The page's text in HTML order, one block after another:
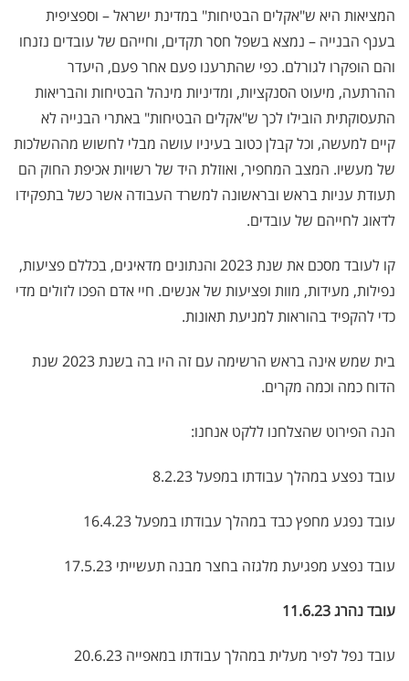
המציאות היא ש"אקלים הבטיחות" במדינת ישראל – וספציפית
בענף הבנייה – נמצא בשפל חסר תקדים, וחייהם של עובדים נזנחו
והם הופקרו לגורלם. כפי שהתרענו פעם אחר פעם, היעדר
ההרתעה, מיעוט הסנקציות, ומדיניות מינהל הבטיחות והבריאות
התעסוקתית הובילו לכך ש"אקלים הבטיחות" באתרי הבנייה לא
קיים למעשה, וכל קבלן כטוב בעיניו עושה מבלי לחשוש מההשלכות
של מעשיו. המצב המחפיר, ואוזלת היד של רשויות אכיפת החוק הם
תעודת עניות בראש ובראשונה למשרד העבודה אשר כשל בתפקידו
לדאוג לחייהם של עובדים.
קו לעובד מסכם את שנת 2023 והנתונים מדאיגים, בכללם פציעות,
נפילות, מעידות, מוות ופציעות של אנשים. חיי אדם הפכו לזולים מדי
כדי להקפיד בהוראות למניעת תאונות.
בית שמש אינה בראש הרשימה עם זה היו בה בשנת 2023 שנת
הדוח כמה וכמה מקרים.
הנה הפירוט שהצלחנו ללקט אנחנו:
עובד נפצע במהלך עבודתו במפעל 8.2.23
עובד נפגע מחפץ כבד במהלך עבודתו במפעל 16.4.23
עובד נפצע מפגיעת מלגזה בחצר מבנה תעשייתי 17.5.23
עובד נהרג 11.6.23
עובד נפל לפיר מעלית במהלך עבודתו במאפייה 20.6.23